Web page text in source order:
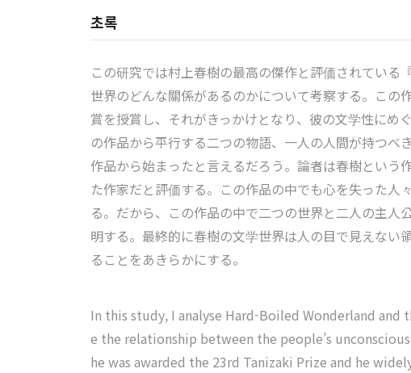
초록
この研究では村上春樹の最高の傑作と評価されてい
世界のどんな關係があるのかについて考察する。こ
賞を授賞し、それがきっかけとなり、彼の文学性にめ
の作品から平行する二つの物語、一人の人間が持つ
作品から始まったと言えるだろう。論者は春樹とい
た作家だと評価する。この作品の中でも心を失った
る。だから、この作品の中で二つの世界と二人の主
明する。最終的に春樹の文学世界は人の目で見えな
ることをあきらかにする。
In this study, I analyse Hard-Boiled Wonderland
e the relationship between the people’s
he was awarded the 23rd Tanizaki Prize and he